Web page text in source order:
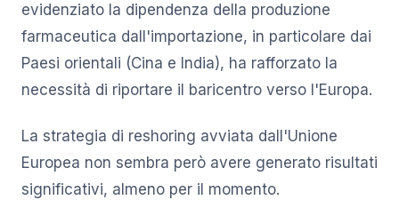
evidenziato la dipendenza della produzione
farmaceutica dall'importazione, in particolare dai
Paesi orientali (Cina e India), ha rafforzato la
necessità di riportare il baricentro verso l'Europa.
La strategia di reshoring avviata dall'Unione
Europea non sembra però avere generato risultati
significativi, almeno per il momento.